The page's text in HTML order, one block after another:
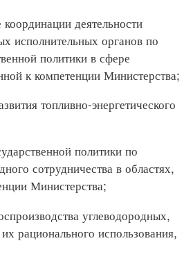
деятельности
исполнительных органов по
политики в сфере
к компетенции Министерства;
топливно-энергетического
политики по
сотрудничества в областях,
Министерства;
углеводородных,
рационального использования,